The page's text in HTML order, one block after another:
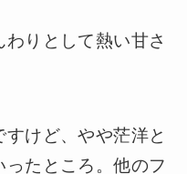
りとして熱い甘さ
けど、やや茫洋と
ったところ。他のフ